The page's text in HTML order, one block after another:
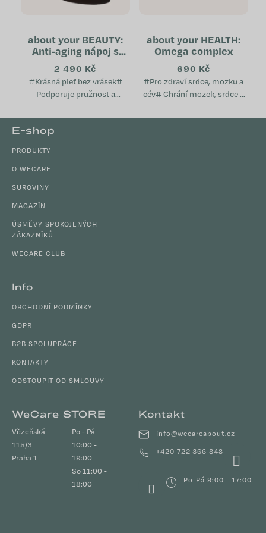
about your BEAUTY:
Anti-aging nápoj s
kolagenními peptidy
(tubus)
2 490 Kč
#Krásná pleť bez vrásek#
Podporuje pružnost a
zdravému vzhledu vlasů a
nehtů Přispívá k ochranně
about your HEALTH:
Omega complex
690 Kč
#Pro zdraví srdce, mozku a
cév# Chrání mozek, srdce a
normální hladinu
E-shop
PRODUKTY
O WECARE
SUROVINY
MAGAZÍN
ÚSMĚVY SPOKOJENÝCH
ZÁKAZNÍKŮ
WECARE CLUB
Info
OBCHODNÍ PODMÍNKY
GDPR
B2B SPOLUPRÁCE
KONTAKTY
ODSTOUPIT OD SMLOUVY
WeCare STORE
Vězeňská
115/3
Praha 1
Po - Pá
10:00 -
19:00
So 11:00 -
18:00
Kontakt
info@wecareabout.cz
+420 722 366 848
Po-Pá 9:00 - 17:00